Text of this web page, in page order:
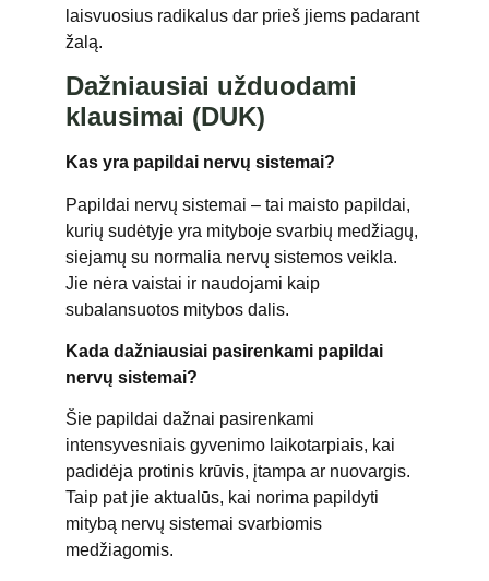
laisvuosius radikalus dar prieš jiems padarant
žalą.
Dažniausiai užduodami
klausimai (DUK)
Kas yra papildai nervų sistemai?
Papildai nervų sistemai – tai maisto papildai,
kurių sudėtyje yra mityboje svarbių medžiagų,
siejamų su normalia nervų sistemos veikla.
Jie nėra vaistai ir naudojami kaip
subalansuotos mitybos dalis.
Kada dažniausiai pasirenkami papildai
nervų sistemai?
Šie papildai dažnai pasirenkami
intensyvesniais gyvenimo laikotarpiais, kai
padidėja protinis krūvis, įtampa ar nuovargis.
Taip pat jie aktualūs, kai norima papildyti
mitybą nervų sistemai svarbiomis
medžiagomis.